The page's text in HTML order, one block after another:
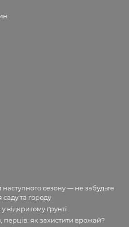
сезону — не забудьте
та городу
відкритому ґрунті
перців: як захистити врожай?